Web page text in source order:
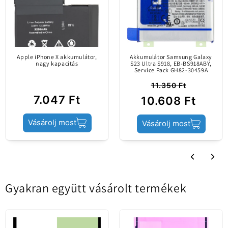
mutatkoznak az
eredeti alkatrésszel
(Service Pack)
összehasonlítva.
Tartalom
Akkumulátor /
Akkumulátor
Ragasztó
Sort by
Továbbiak betöltése
Értékelések más nyelveken
Apple iPhone X akkumulátor,
nagy kapacitás
7.047 Ft
Vásárolj most
Akkumulátor Samsung Galaxy
S23 Ultra S918, EB-BS918ABY,
Service Pack GH82-30459A
11.350 Ft
10.608 Ft
Vásárolj most
Gyakran együtt vásárolt termékek